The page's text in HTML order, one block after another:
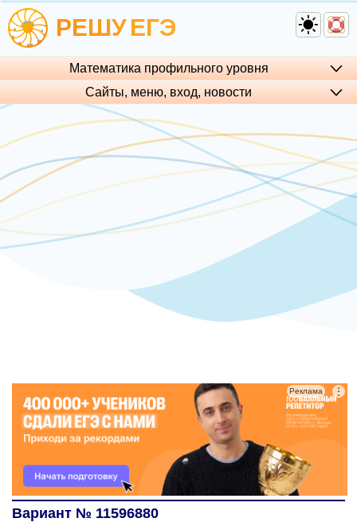
РЕШУЕГЭ
Математика профильного уровня
Сайты, меню, вход, но­во­сти
⋮
Реклама
Вариант № 11596880